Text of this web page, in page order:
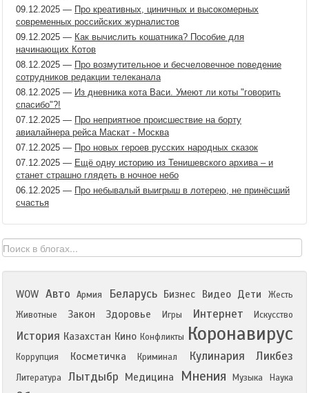
09.12.2025 — Про креативных, циничных и высокомерных
современных российских журналистов
09.12.2025 — Как вычислить кошатника? Пособие для
начинающих Котов
08.12.2025 — Про возмутительное и бесчеловечное поведение
сотрудников редакции телеканала
08.12.2025 — Из дневника кота Васи. Умеют ли коты "говорить
спасибо"?!
07.12.2025 — Про неприятное происшествие на борту
авиалайнера рейса Маскат - Москва
07.12.2025 — Про новых героев русских народных сказок
07.12.2025 — Ещё одну историю из Тенишевского архива – и
станет страшно глядеть в ночное небо
06.12.2025 — Про небывалый выигрыш в лотерею, не принёсший
счастья
WOW Авто Армия Беларусь Бизнес Видео Дети
Жесть
Животные
Закон Здоровье Игры Интернет Искусство
История Казахстан Кино Конфликты Коронавирус
Коррупция Косметичка Криминал Кулинария Ликбез
Литература Лытдыбр Медицина Мнения Музыка Наука